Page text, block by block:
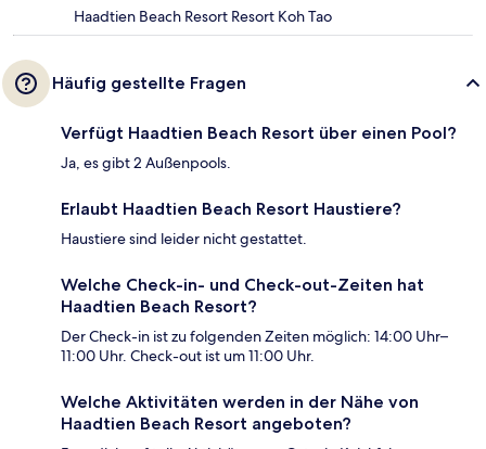
Haadtien Beach Resort Resort Koh Tao
Häufig gestellte Fragen
Verfügt Haadtien Beach Resort über einen Pool?
Ja, es gibt 2 Außenpools.
Erlaubt Haadtien Beach Resort Haustiere?
Haustiere sind leider nicht gestattet.
Welche Check-in- und Check-out-Zeiten hat
Haadtien Beach Resort?
Der Check-in ist zu folgenden Zeiten möglich: 14:00 Uhr–
11:00 Uhr. Check-out ist um 11:00 Uhr.
Welche Aktivitäten werden in der Nähe von
Haadtien Beach Resort angeboten?